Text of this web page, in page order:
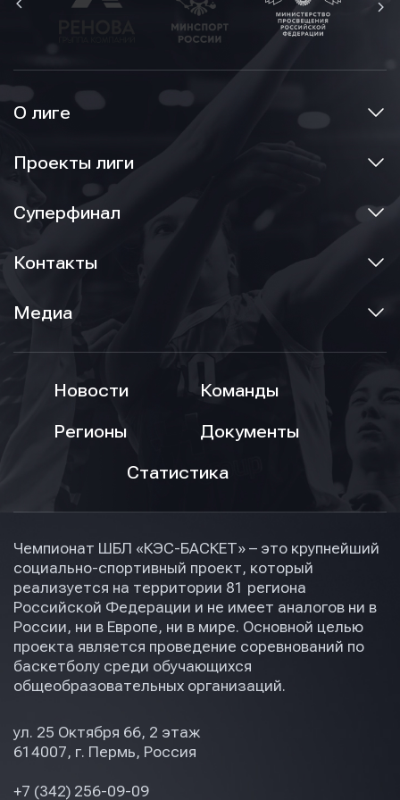
О лиге
Проекты лиги
Суперфинал
Контакты
Медиа
Новости
Команды
Регионы
Документы
Статистика
Чемпионат ШБЛ «КЭС-БАСКЕТ» – это крупнейший
социально-спортивный проект, который
реализуется на территории 81 региона
Российской Федерации и не имеет аналогов ни в
России, ни в Европе, ни в мире. Основной целью
проекта является проведение соревнований по
баскетболу среди обучающихся
общеобразовательных организаций.
ул. 25 Октября 66, 2 этаж
614007, г. Пермь, Россия
+7 (342) 256-09-09